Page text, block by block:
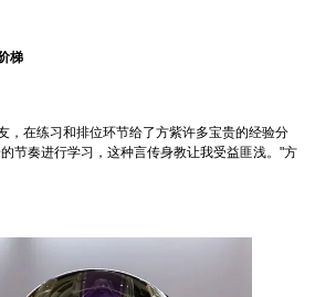
梯
，在练习和排位环节给了方紫许多宝贵的经验分
节奏进行学习，这种言传身教让我受益匪浅。"方